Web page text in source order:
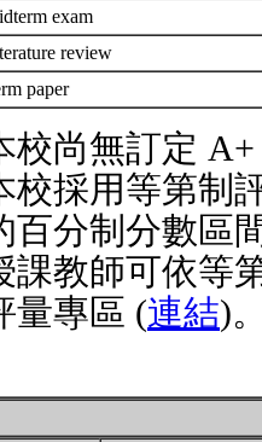
exam
review
paper
校尚無訂定
校採用等第制
百分制分數區
課教師可依等
量專區 (連結)